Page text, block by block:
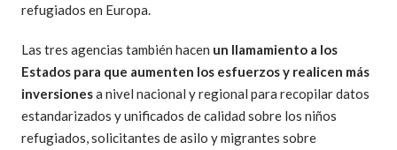
refugiados en Europa.
Las tres agencias también hacen un llamamiento a los
Estados para que aumenten los esfuerzos y realicen más
inversionesa nivel nacional y regional para recopilar datos
estandarizados y unificados de calidad sobre los niños
refugiados, solicitantes de asilo y migrantes sobre